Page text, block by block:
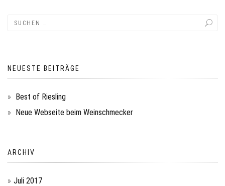
NEUESTE BEITRÄGE
Best of Riesling
Neue Webseite beim Weinschmecker
ARCHIV
Juli 2017